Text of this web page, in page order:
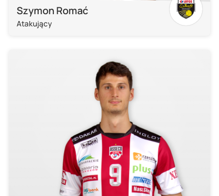
Szymon Romać
Atakujący